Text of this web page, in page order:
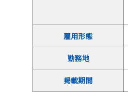
雇用形態
勤務地
掲載期間